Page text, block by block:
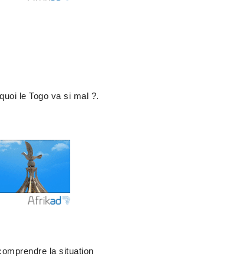
le Togo va si mal ?.
la situation